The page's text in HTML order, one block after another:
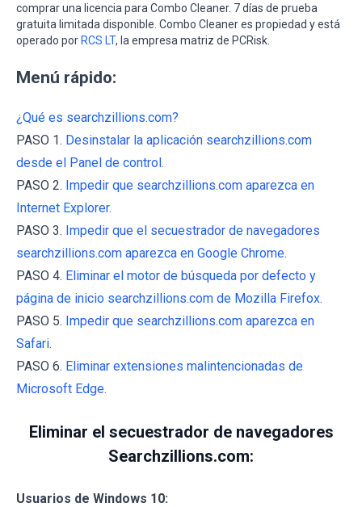
comprar una licencia para Combo Cleaner. 7 días de prueba
gratuita limitada disponible. Combo Cleaner es propiedad y está
operado por RCS LT, la empresa matriz de PCRisk.
Menú rápido:
¿Qué es searchzillions.com?
PASO 1. Desinstalar la aplicación searchzillions.com
desde el Panel de control.
PASO 2. Impedir que searchzillions.com aparezca en
Internet Explorer.
PASO 3. Impedir que el secuestrador de navegadores
searchzillions.com aparezca en Google Chrome.
PASO 4. Eliminar el motor de búsqueda por defecto y
página de inicio searchzillions.com de Mozilla Firefox.
PASO 5. Impedir que searchzillions.com aparezca en
Safari.
PASO 6. Eliminar extensiones malintencionadas de
Microsoft Edge.
Eliminar el secuestrador de navegadores
Searchzillions.com:
Usuarios de Windows 10: